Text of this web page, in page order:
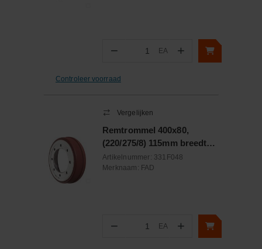
− Aantal
EA +
Controleer voorraad
Vergelijken
Remtrommel 400x80,
(220/275/8) 115mm breedte,
boutcirkeldiameter Ø 21,5
Artikelnummer: 331F048
Merknaam: FAD
− Aantal
EA +